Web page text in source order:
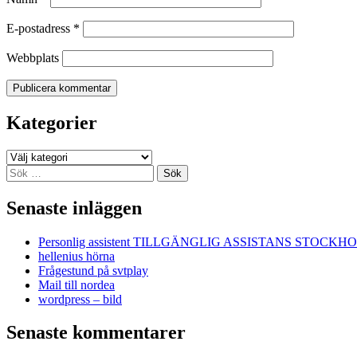
E-postadress *
Webbplats
Kategorier
Kategorier
Sök
efter:
Senaste inläggen
Personlig assistent TILLGÄNGLIG ASSISTANS
hellenius hörna
Frågestund på svtplay
Mail till nordea
wordpress – bild
Senaste kommentarer